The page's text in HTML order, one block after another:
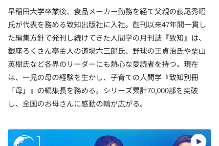
早稲田大学卒業後、食品メーカー勤務を経て父親の藤尾秀昭
氏が代表を務める致知出版社に入社。創刊以来47年間一貫し
た編集方針で発刊し続けてきた人間学の月刊誌『致知』は、
銀座ろくさん亭主人の道場六三郎氏、野球の王貞治氏や栗山
英樹氏など各界のリーダーにも熱心な愛読者を持つ。現在
は、一児の母の経験を生かし、子育ての人間学『致知別冊
「母」』の編集長を務める。シリーズ累計70,000部を突破
し、全国のお母さんに感動の輪が広がる。